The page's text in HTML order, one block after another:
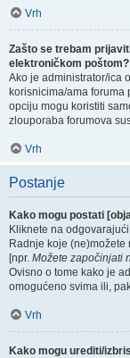
Vrh
Zašto se trebam
elektroničkom poštom?
Ako je administrator/ica
korisnicima/ama foruma
opciju mogu koristiti
zlouporaba forumova
Vrh
Postanje
Kako mogu postati
Kliknete na
Radnje koje
[npr. Možete započinjati
Ovisno o tome kako je
omogućeno svima ili,
Vrh
Kako mogu urediti/